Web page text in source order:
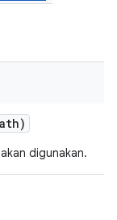
digunakan.